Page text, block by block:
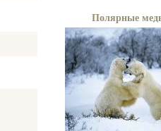
Полярные